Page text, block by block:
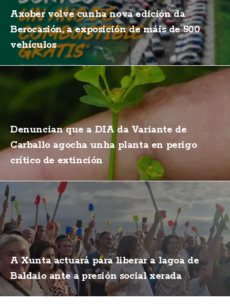
Axober volve cunha nova edición da
Berocasión, a exposición de máis de 500
vehículos
Denuncian que a DIA da Variante de
Carballo agocha unha planta en perigo
crítico de extinción
A Xunta actuará para liberar a lagoa de
Baldaio ante a presión social xerada